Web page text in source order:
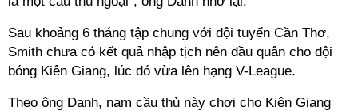
Sau khoảng 6 tháng tập chung với đội tuyển Cần Thơ,
Smith chưa có kết quả nhập tịch nên đầu quân cho đội
bóng Kiên Giang, lúc đó vừa lên hạng V-League.
Theo ông Danh, nam cầu thủ này chơi cho Kiên Giang